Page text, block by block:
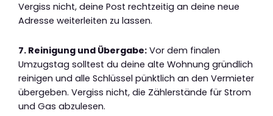
Vergiss nicht, deine Post rechtzeitig an deine neue
Adresse weiterleiten zu lassen.
7. Reinigung und Übergabe: Vor dem finalen
Umzugstag solltest du deine alte Wohnung gründlich
reinigen und alle Schlüssel pünktlich an den Vermieter
übergeben. Vergiss nicht, die Zählerstände für Strom
und Gas abzulesen.